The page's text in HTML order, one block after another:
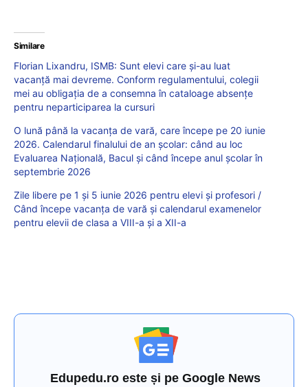
Similare
Florian Lixandru, ISMB: Sunt elevi care și-au luat
vacanță mai devreme. Conform regulamentului, colegii
mei au obligația de a consemna în cataloage absențe
pentru neparticiparea la cursuri
O lună până la vacanța de vară, care începe pe 20 iunie
2026. Calendarul finalului de an școlar: când au loc
Evaluarea Națională, Bacul și când începe anul școlar în
septembrie 2026
Zile libere pe 1 și 5 iunie 2026 pentru elevi și profesori /
Când începe vacanța de vară și calendarul examenelor
pentru elevii de clasa a VIII-a și a XII-a
Edupedu.ro este și pe Google News